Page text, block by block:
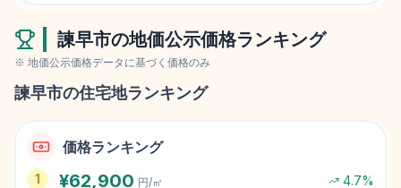
諫早市の地価公示価格ランキング
※ 地価公示価格データに基づく価格のみ
諫早市の住宅地ランキング
価格ランキング
1 ¥62,900 円/㎡ 4.7%